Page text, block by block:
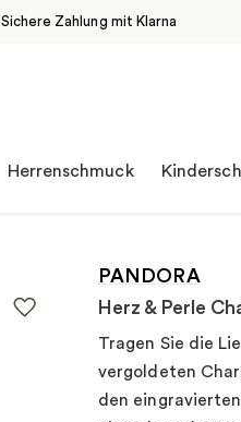
Sichere Zahlung mit Klarna
Herrenschmuck
PANDORA
Herz & Perle
Tragen Sie die
vergoldeten
den